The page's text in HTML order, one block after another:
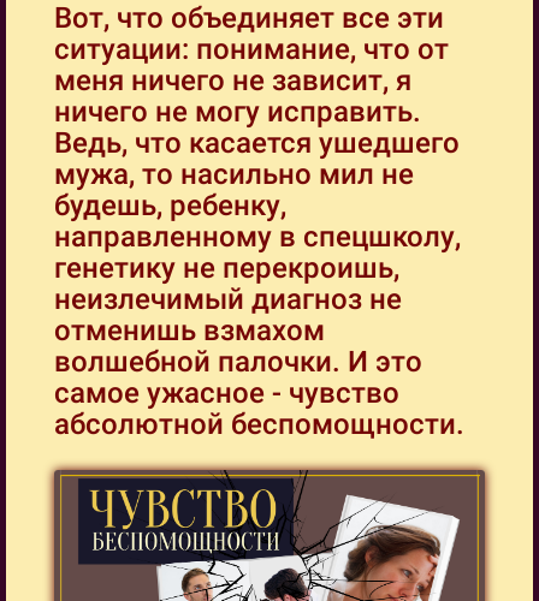
Вот, что объединяет все эти
ситуации: понимание, что от
меня ничего не зависит, я
ничего не могу исправить.
Ведь, что касается ушедшего
мужа, то насильно мил не
будешь, ребенку,
направленному в спецшколу,
генетику не перекроишь,
неизлечимый диагноз не
отменишь взмахом
волшебной палочки. И это
самое ужасное - чувство
абсолютной беспомощности.